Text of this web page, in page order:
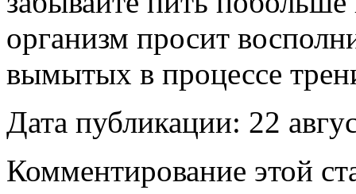
организм просит
вымытых в процессе
Дата публикации: 22
Комментирование этой